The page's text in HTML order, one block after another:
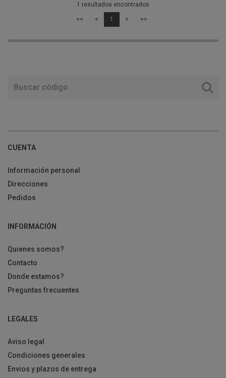
1 resultados encontrados
<< < 1 > >>
CUENTA
Información personal
Direcciones
Pedidos
INFORMACIÓN
Quienes somos?
Contacto
Donde estamos?
Preguntas frecuentes
LEGALES
Aviso legal
Condiciones generales
Envios y plazos de entrega